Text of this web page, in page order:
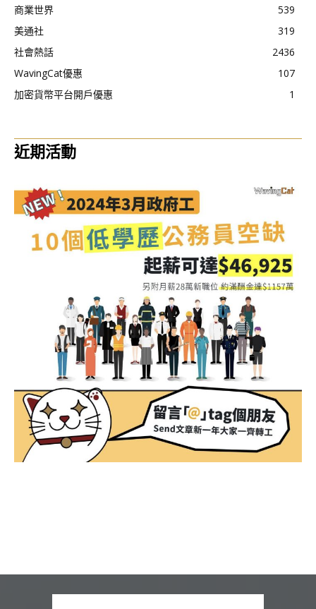
商業世界
539
美通社
319
社會熱話
2436
WavingCat優惠
107
加密貨幣平台開戶優惠
1
近期活動